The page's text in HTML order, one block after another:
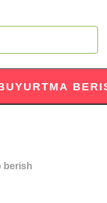
berish